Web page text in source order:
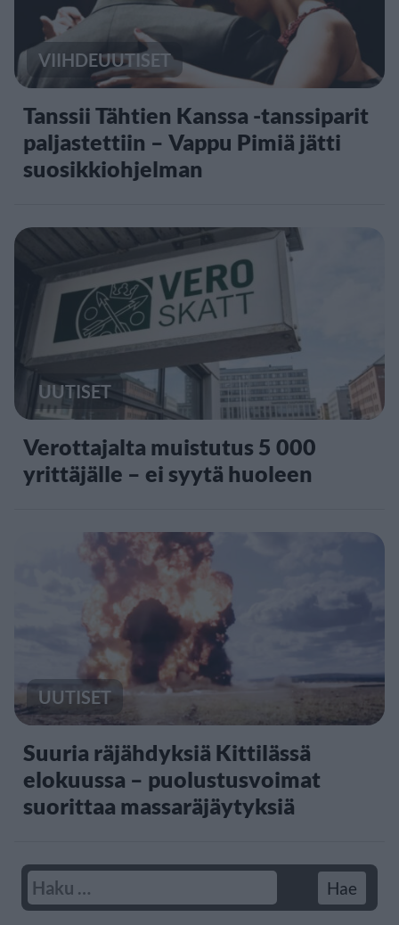
VIIHDEUUTISET
Tanssii Tähtien Kanssa -tanssiparit
paljastettiin – Vappu Pimiä jätti
suosikkiohjelman
UUTISET
Verottajalta muistutus 5 000
yrittäjälle – ei syytä huoleen
UUTISET
Suuria räjähdyksiä Kittilässä
elokuussa – puolustusvoimat
suorittaa massaräjäytyksiä